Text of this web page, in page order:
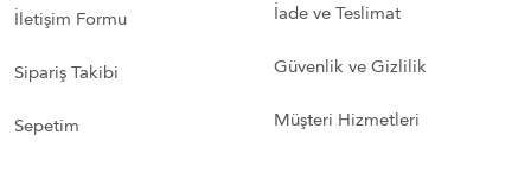
İletişim Formu
Sipariş Takibi
Sepetim
İade ve Teslimat
Güvenlik ve Gizlilik
Müşteri Hizmetleri